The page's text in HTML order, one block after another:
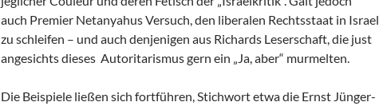
auch Premier Netanyahus Versuch, den liberalen Rechtsstaat in Israel
zu schleifen – und auch denjenigen aus Richards Leserschaft, die just
angesichts dieses Autoritarismus gern ein „Ja, aber“ murmelten.
Die Beispiele ließen sich fortführen, Stichwort etwa die Ernst Jünger-